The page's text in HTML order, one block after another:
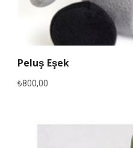
Peluş Eşek
₺800,00